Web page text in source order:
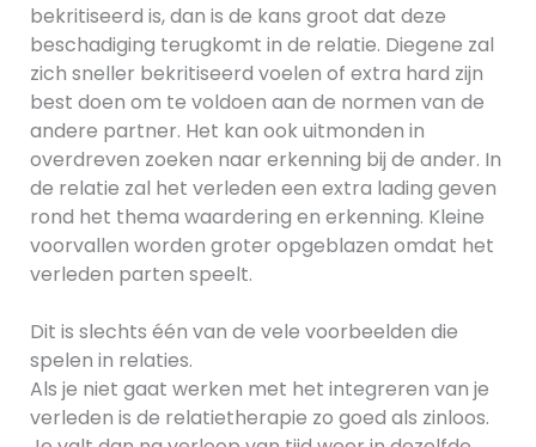
bekritiseerd is, dan is de kans groot dat deze
beschadiging terugkomt in de relatie. Diegene zal
zich sneller bekritiseerd voelen of extra hard zijn
best doen om te voldoen aan de normen van de
andere partner. Het kan ook uitmonden in
overdreven zoeken naar erkenning bij de ander. In
de relatie zal het verleden een extra lading geven
rond het thema waardering en erkenning. Kleine
voorvallen worden groter opgeblazen omdat het
verleden parten speelt.
Dit is slechts één van de vele voorbeelden die
spelen in relaties.
Als je niet gaat werken met het integreren van je
verleden is de relatietherapie zo goed als zinloos.